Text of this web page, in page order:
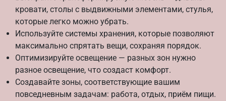
кровати, столы с выдвижными элементами, стулья,
которые легко можно убрать.
Используйте системы хранения, которые позволяют
максимально спрятать вещи, сохраняя порядок.
Оптимизируйте освещение — разных зон нужно
разное освещение, что создаст комфорт.
Создавайте зоны, соответствующие вашим
повседневным задачам: работа, отдых, приём пищи.